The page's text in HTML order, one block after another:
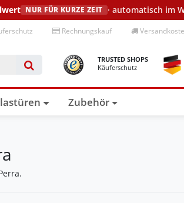
NUR FÜR KURZE ZEIT · automatisch im
Rechnungskauf
TRUSTED SHOPS
Käuferschutz
Zubehör